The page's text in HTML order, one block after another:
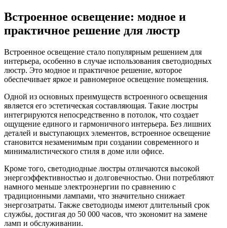
Встроенное освещение: модное и
практичное решение для люстр
Встроенное освещение стало популярным решением для
интерьера, особенно в случае использования светодиодных
люстр. Это модное и практичное решение, которое
обеспечивает яркое и равномерное освещение помещения.
Одной из основных преимуществ встроенного освещения
является его эстетическая составляющая. Такие люстры
интегрируются непосредственно в потолок, что создает
ощущение единого и гармоничного интерьера. Без лишних
деталей и выступающих элементов, встроенное освещение
становится незаменимым при создании современного и
минималистического стиля в доме или офисе.
Кроме того, светодиодные люстры отличаются высокой
энергоэффективностью и долговечностью. Они потребляют
намного меньше электроэнергии по сравнению с
традиционными лампами, что значительно снижает
энергозатраты. Также светодиоды имеют длительный срок
службы, достигая до 50 000 часов, что экономит на замене
ламп и обслуживании.